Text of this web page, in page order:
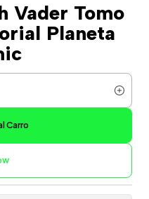
Vader Tomo
Planeta
Carro